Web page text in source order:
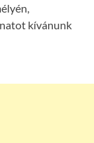
kívánunk